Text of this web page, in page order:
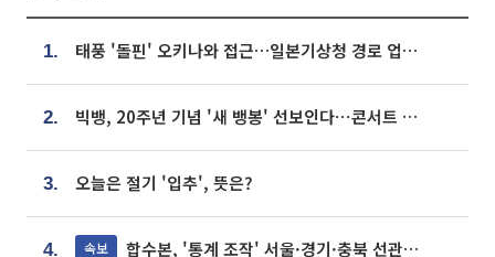
1. 태풍 '돌핀' 오키나와 접근…일본기상청 경로 업데이트
2. 빅뱅, 20주년 기념 '새 뱅봉' 선보인다⋯콘서트 앞두고 팝업 개최
3. 오늘은 절기 '입추', 뜻은?
4. 속보 합수본, '통계 조작' 서울·경기·충북 선관위 등 추가 압수수색